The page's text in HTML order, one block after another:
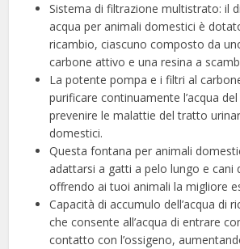
Sistema di filtrazione multistrato: il
acqua per animali domestici è
ricambio, ciascuno composto da
carbone attivo e una resina a
La potente pompa e i filtri al
purificare continuamente l’acqua
prevenire le malattie del tratto
domestici.
Questa fontana per animali
adattarsi a gatti a pelo lungo e cani
offrendo ai tuoi animali la migliore
Capacità di accumulo dell’acqua di
che consente all’acqua di entrare
contatto con l’ossigeno,